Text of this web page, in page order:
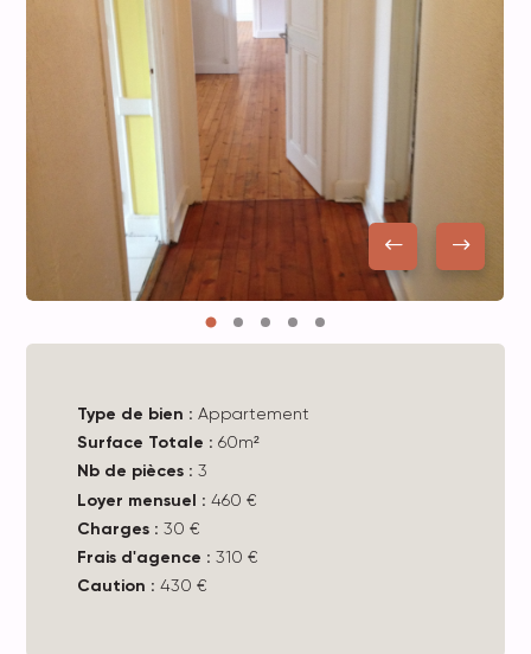
Type de bien :Appartement
Surface Totale :60m²
Nb de pièces :3
Loyer mensuel :460 €
Charges :30 €
Frais d'agence : 310 €
Caution :430 €